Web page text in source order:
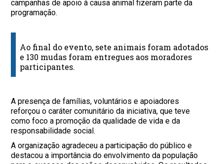
campanhas de apoio à causa animal fizeram parte da
programação.
Ao final do evento, sete animais foram adotados
e 130 mudas foram entregues aos moradores
participantes.
A presença de famílias, voluntários e apoiadores
reforçou o caráter comunitário da iniciativa, que teve
como foco a promoção da qualidade de vida e da
responsabilidade social.
A organização agradeceu a participação do público e
destacou a importância do envolvimento da população